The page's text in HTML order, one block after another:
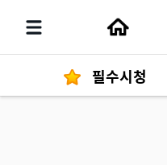
필수시청